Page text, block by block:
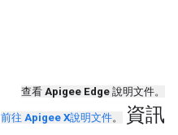
查看 Apigee Edge 說明文件。
前往 Apigee X說明文件。 資訊